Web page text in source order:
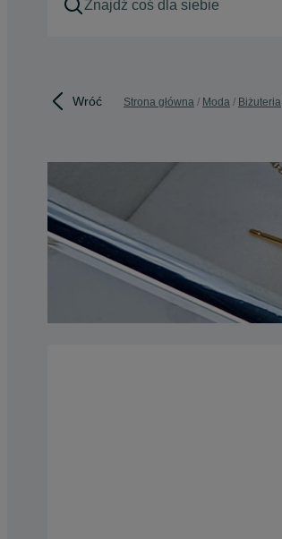
Wróć Strona główna Moda Biżuteria